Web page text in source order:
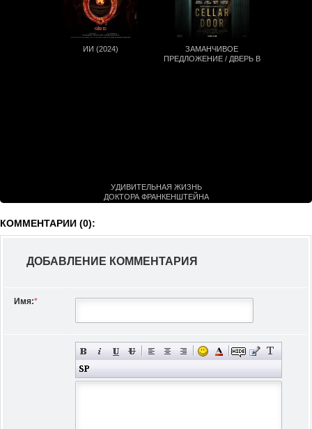
ИИ (2024)
ЗАМАНЧИВОЕ
ПРЕДЛОЖЕНИЕ / ДВЕРЬ В
УДИВИТЕЛЬНАЯ ЖИЗНЬ
ДОКТОРА ФРАНКЕНШТЕЙНА
КОММЕНТАРИИ (0):
ДОБАВЛЕНИЕ КОММЕНТАРИЯ
Имя:*